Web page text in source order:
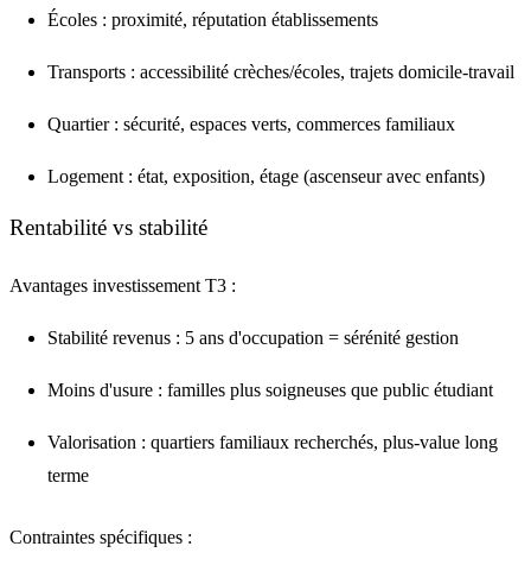
Écoles : proximité, réputation établissements
Transports : accessibilité crèches/écoles, trajets domicile-travail
Quartier: sécurité, espaces verts, commerces familiaux
Logement : état, exposition, étage (ascenseur avec enfants)
Rentabilité vs stabilité
Avantages investissement T3 :
Stabilité revenus : 5 ans d'occupation = sérénité gestion
Moins d'usure : familles plus soigneuses que public étudiant
Valorisation : quartiers familiaux recherchés, plus-value long
terme
Contraintes spécifiques :